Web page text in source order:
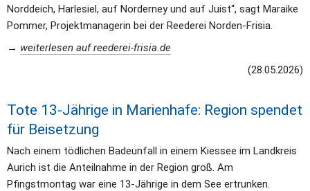
Norddeich, Harlesiel, auf Norderney und auf Juist“, sagt Maraike
Pommer, Projektmanagerin bei der Reederei Norden-Frisia.
→ weiterlesen auf reederei-frisia.de
(28.05.2026)
Tote 13-Jährige in Marienhafe: Region spendet
für Beisetzung
Nach einem tödlichen Badeunfall in einem Kiessee im Landkreis
Aurich ist die Anteilnahme in der Region groß. Am
Pfingstmontag war eine 13-Jährige in dem See ertrunken.